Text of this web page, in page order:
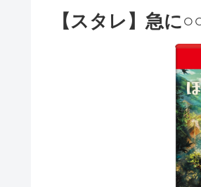
【スタレ】急に